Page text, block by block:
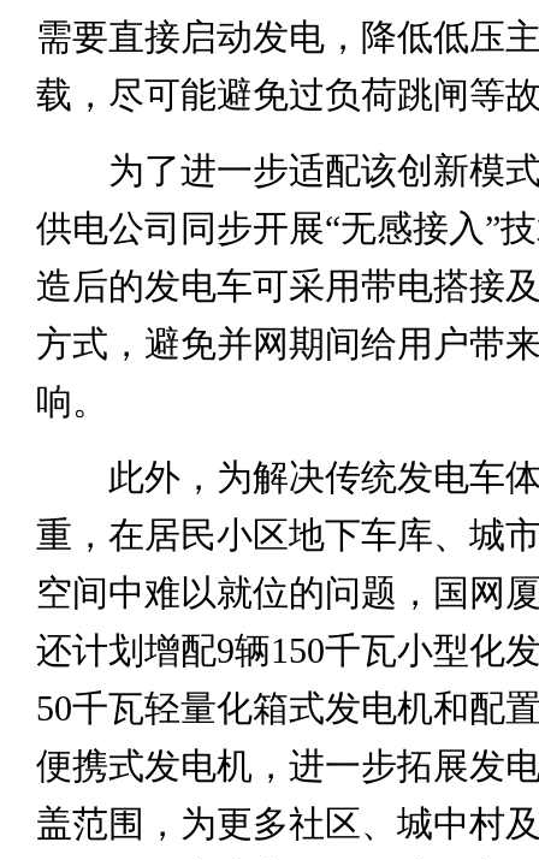
需要直接启动发电，降低低压
载，尽可能避免过负荷跳闸等
为了进一步适配该创新模式
供电公司同步开展“无感接入”
造后的发电车可采用带电搭接
方式，避免并网期间给用户带
响。
此外，为解决传统发电车体
重，在居民小区地下车库、城
空间中难以就位的问题，国网
还计划增配9辆150千瓦小型化
50千瓦轻量化箱式发电机和配
便携式发电机，进一步拓展发
盖范围，为更多社区、城中村